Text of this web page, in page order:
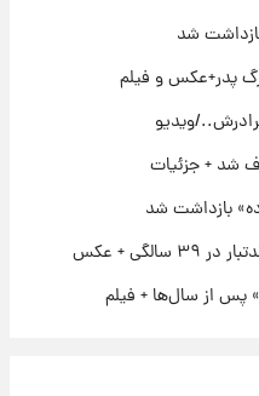
پدر+عکس و فیلم
ویدیو
+ جزئیات
بازداشت شد
+ عکس
از سال‌ها + فیلم